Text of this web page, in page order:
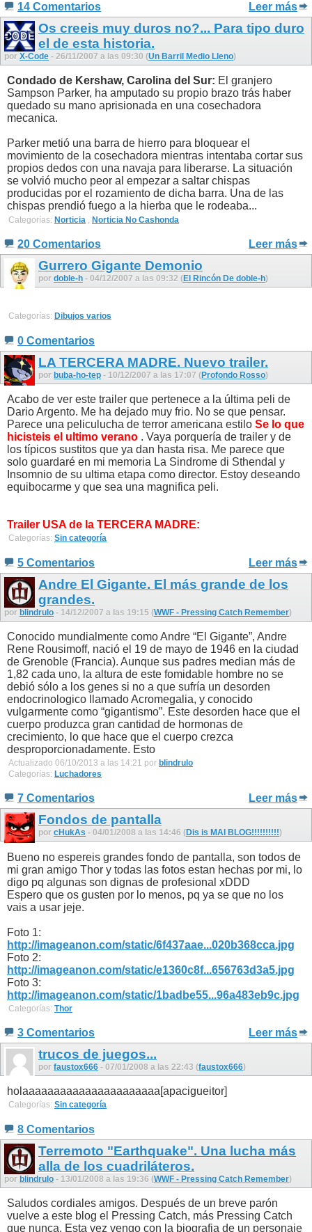
14 Comentarios Leer más
Os creeis muy duros no?... Para tipo duro
el de esta historia.
por X-Code - 26/11/2007 a las 09:30 (Un Barril Medio Lleno)
Condado de Kershaw, Carolina del Sur: El granjero
Sampson Parker, ha amputado su propio brazo trás haber
quedado su mano aprisionada en una cosechadora
mecanica.
Parker metió una barra de hierro para bloquear el
movimiento de la cosechadora mientras intentaba cortar sus
propios dedos con una navaja para liberarse. La situación
se volvió mucho peor al empezar a saltar chispas
producidas por el rozamiento de dicha barra. Una de las
chispas prendió fuego a la hierba que le rodeaba...
Categorías: Norticia Norticia No Cashonda
20 Comentarios Leer más
Gurrero Gigante Demonio
por doble-h - 04/12/2007 a las 09:32 (El Rincón De doble-h)
Categorías: Dibujos varios
0 Comentarios
LA TERCERA MADRE. Nuevo trailer.
por buba-ho-tep - 10/12/2007 a las 17:07 (Profondo Rosso)
Acabo de ver este trailer que pertenece a la última peli de
Dario Argento. Me ha dejado muy frio. No se que pensar.
Parece una peliculucha de terror americana estilo Se lo que
hicisteis el ultimo verano . Vaya porquería de trailer y de
los típicos sustitos que ya dan hasta risa. Me parece que
solo guardaré en mi memoria La Sindrome di Sthendal y
Insomnio de su ultima etapa como director. Estoy deseando
equibocarme y que sea una magnifica peli.
Trailer USA de la TERCERA MADRE:
Categorías: Sin categoría
5 Comentarios Leer más
Andre El Gigante. El más grande de los
grandes.
por blindrulo - 14/12/2007 a las 19:15 (WWF - Pressing Catch Remember)
Conocido mundialmente como Andre “El Gigante”, Andre
Rene Rousimoff, nació el 19 de mayo de 1946 en la ciudad
de Grenoble (Francia). Aunque sus padres median más de
1,82 cada uno, la altura de este fomidable hombre no se
debió sólo a los genes si no a que sufría un desorden
endocrinologico llamado Acromegalia, y conocido
vulgarmente como “gigantismo”. Este desorden hace que el
cuerpo produzca gran cantidad de hormonas de
crecimiento, lo que hace que el cuerpo crezca
desproporcionadamente. Esto
Actualizado 06/10/2013 a las 14:21 por blindrulo
Categorías: Luchadores
7 Comentarios Leer más
Fondos de pantalla
por cHukAs - 04/01/2008 a las 14:46 (Dis is MAI BLOG!!!!!!!!!!)
Bueno no espereis grandes fondo de pantalla, son todos de
mi gran amigo Thor y todas las fotos estan hechas por mi, lo
digo pq algunas son dignas de profesional xDDD
Espero que os gusten por lo menos, pq ya se que no los
vais a usar jeje.
Foto 1:
http://imageanon.com/static/6f437aae...020b368cca.jpg
Foto 2:
http://imageanon.com/static/e1360c8f...656763d3a5.jpg
Foto 3:
http://imageanon.com/static/1badbe55...96a483eb9c.jpg
Categorías: Thor
3 Comentarios Leer más
trucos de juegos...
por faustox666 - 07/01/2008 a las 22:43 (faustox666)
holaaaaaaaaaaaaaaaaaaaaaa[apacigueitor]
Categorías: Sin categoría
8 Comentarios
Terremoto "Earthquake". Una lucha más
alla de los cuadriláteros.
por blindrulo - 13/01/2008 a las 19:36 (WWF - Pressing Catch Remember)
Saludos cordiales amigos. Después de un breve parón
vuelve a este blog el Pressing Catch, más Pressing Catch
que nunca. Esta vez vengo con la biografia de un personaje